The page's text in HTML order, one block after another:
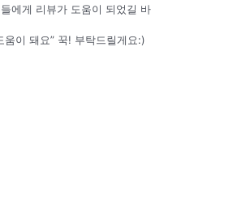
에게 리뷰가 도움이 되었길 바
움이 돼요” 꾹! 부탁드릴게요:)